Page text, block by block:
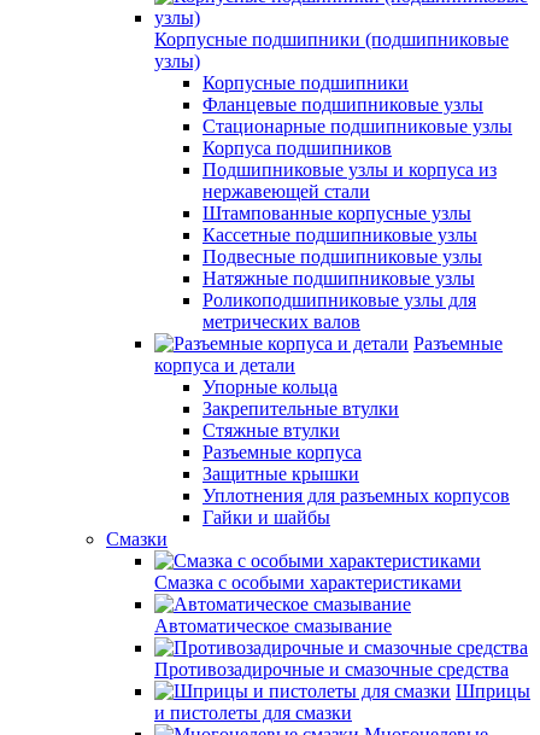
Корпусные подшипники (подшипниковые
узлы)
Корпусные подшипники
Фланцевые подшипниковые узлы
Стационарные подшипниковые узлы
Корпуса подшипников
Подшипниковые узлы и корпуса из
нержавеющей стали
Штампованные корпусные узлы
Кассетные подшипниковые узлы
Подвесные подшипниковые узлы
Натяжные подшипниковые узлы
Роликоподшипниковые узлы для
метрических валов
Разъемные
корпуса и детали
Упорные кольца
Закрепительные втулки
Стяжные втулки
Разъемные корпуса
Защитные крышки
Уплотнения для разъемных корпусов
Гайки и шайбы
Смазки
Смазка с особыми характеристиками
Автоматическое смазывание
Противозадирочные и смазочные средства
Шприцы
и пистолеты для смазки